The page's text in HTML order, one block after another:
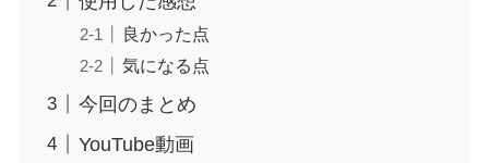
良かった点
気になる点
今回のまとめ
YouTube動画